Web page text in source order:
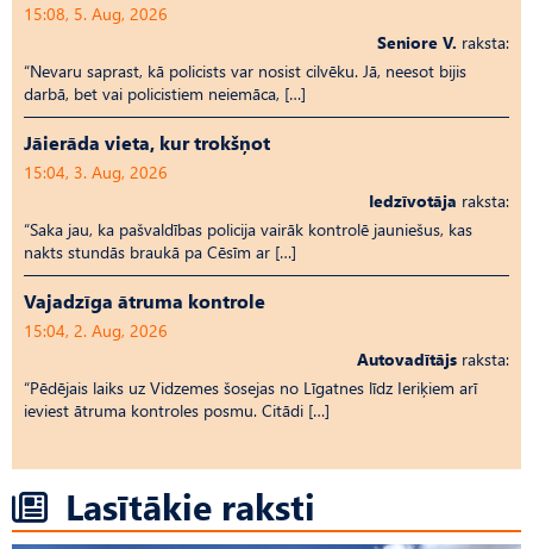
15:08, 5. Aug, 2026
Seniore V. raksta:
“Nevaru saprast, kā policists var nosist cilvēku. Jā, neesot bijis
darbā, bet vai policistiem neiemāca, […]
Jāierāda vieta, kur trokšņot
15:04, 3. Aug, 2026
Iedzīvotāja raksta:
“Saka jau, ka pašvaldības policija vairāk kontrolē jauniešus, kas
nakts stundās braukā pa Cēsīm ar […]
Vajadzīga ātruma kontrole
15:04, 2. Aug, 2026
Autovadītājs raksta:
“Pēdējais laiks uz Vid­ze­mes šosejas no Līgatnes līdz Ieriķiem arī
ieviest ātruma kontroles posmu. Citādi […]
Lasītākie raksti